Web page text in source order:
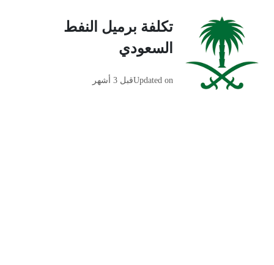
تكلفة برميل النفط
السعودي
Updated onقبل 3 أشهر